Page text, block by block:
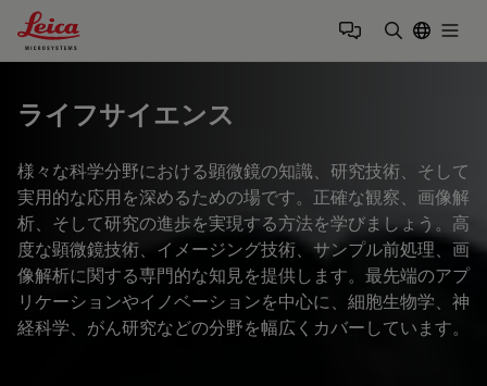
Leica Microsystems Logo
ライフサイエンス
様々な科学分野における顕微鏡の知識、研究技術、そして
実用的な応用を深めるための場です。正確な観察、画像解
析、そして研究の進歩を実現する方法を学びましょう。高
度な顕微鏡技術、イメージング技術、サンプル前処理、画
像解析に関する専門的な知見を提供します。最先端のアプ
リケーションやイノベーションを中心に、細胞生物学、神
経科学、がん研究などの分野を幅広くカバーしています。